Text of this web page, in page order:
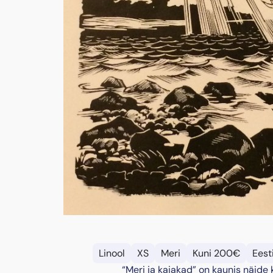
Linool XS Meri Kuni 200€
“Meri ja kajakad” on kaunis